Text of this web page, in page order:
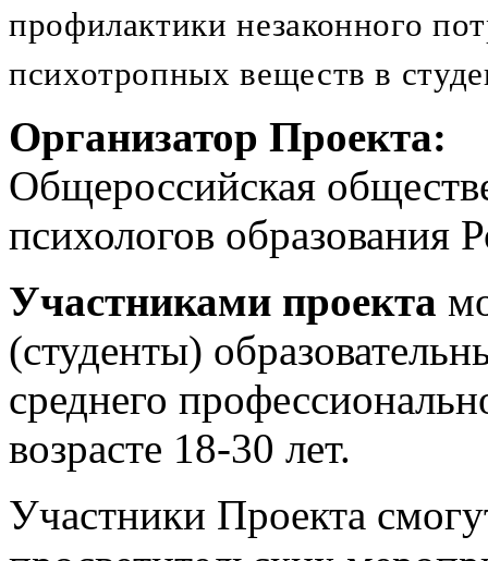
профилактики незаконного
психотропных веществ в
Организатор Проекта:
Общероссийская
психологов образования
Участниками проекта
(студенты)
среднего
возрасте 18-30 лет.
Участники Проекта